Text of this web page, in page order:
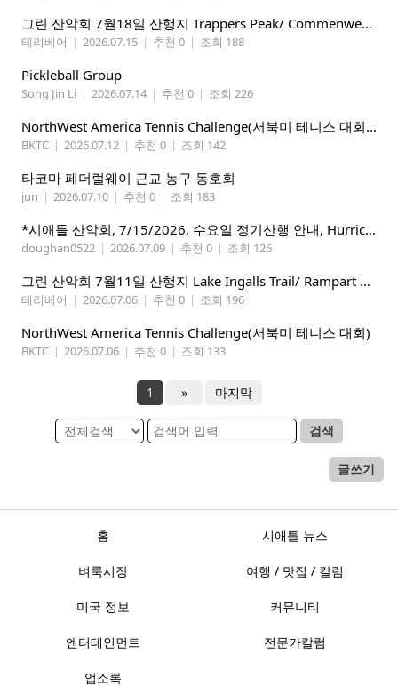
그린 산악회 7월18일 산행지 Trappers Peak/ Commenwealth Basin
테리베어 | 2026.07.15 | 추천 0 | 조회 188
Pickleball Group
Song Jin Li | 2026.07.14 | 추천 0 | 조회 226
NorthWest America Tennis Challenge(서북미 테니스 대회) 마감임박!!!!!
BKTC | 2026.07.12 | 추천 0 | 조회 142
타코마 페더럴웨이 근교 농구 동호회
jun | 2026.07.10 | 추천 0 | 조회 183
*시애틀 산악회, 7/15/2026, 수요일 정기산행 안내, Hurricane Ridge*
doughan0522 | 2026.07.09 | 추천 0 | 조회 126
그린 산악회 7월11일 산행지 Lake Ingalls Trail/ Rampart Lake Via Rachel lake trail
테리베어 | 2026.07.06 | 추천 0 | 조회 196
NorthWest America Tennis Challenge(서북미 테니스 대회)
BKTC | 2026.07.06 | 추천 0 | 조회 133
1 » 마지막
검색
글쓰기
홈 시애틀 뉴스
벼룩시장 여행 / 맛집 / 칼럼
미국 정보 커뮤니티
엔터테인먼트 전문가칼럼
업소록